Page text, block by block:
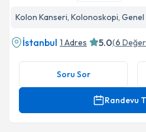
Kolon Kanseri, Kolonoskopi, Genel
İstanbul 1 Adres 5.0(6
Soru Sor
Randevu